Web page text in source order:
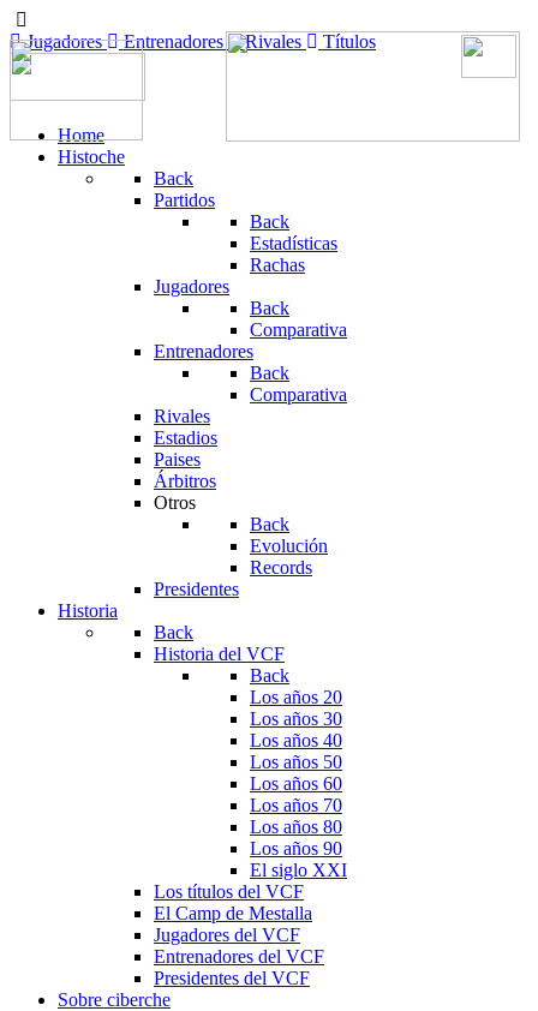
Jugadores Entrenadores Rivales Títulos
Home
Histoche
Back
Partidos
Back
Estadísticas
Rachas
Jugadores
Back
Comparativa
Entrenadores
Back
Comparativa
Rivales
Estadios
Paises
Árbitros
Otros
Back
Evolución
Records
Presidentes
Historia
Back
Historia del VCF
Back
Los años 20
Los años 30
Los años 40
Los años 50
Los años 60
Los años 70
Los años 80
Los años 90
El siglo XXI
Los títulos del VCF
El Camp de Mestalla
Jugadores del VCF
Entrenadores del VCF
Presidentes del VCF
Sobre ciberche